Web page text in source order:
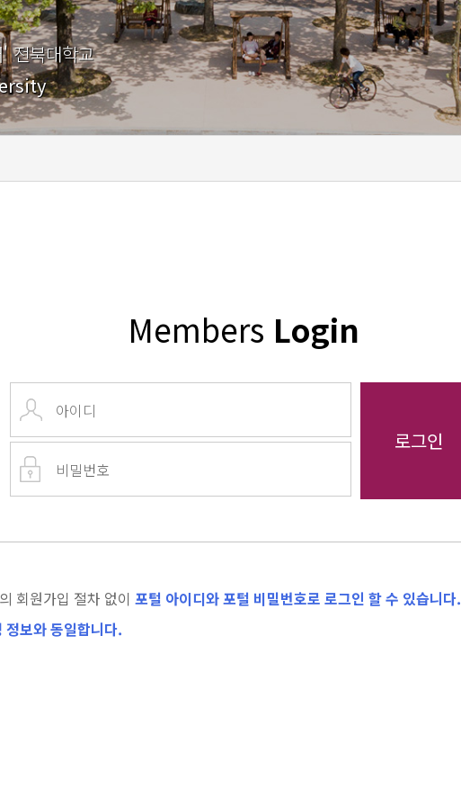
전북대학교
Members Login
회원가입 절차 없이 포털 아이디와 포털 비밀번호로 로그인 할 수 있습니다.
정보와 동일합니다.